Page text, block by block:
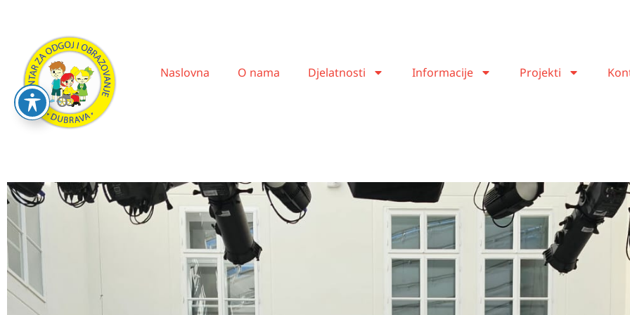
Naslovna O nama Djelatnosti Informacije Projekti